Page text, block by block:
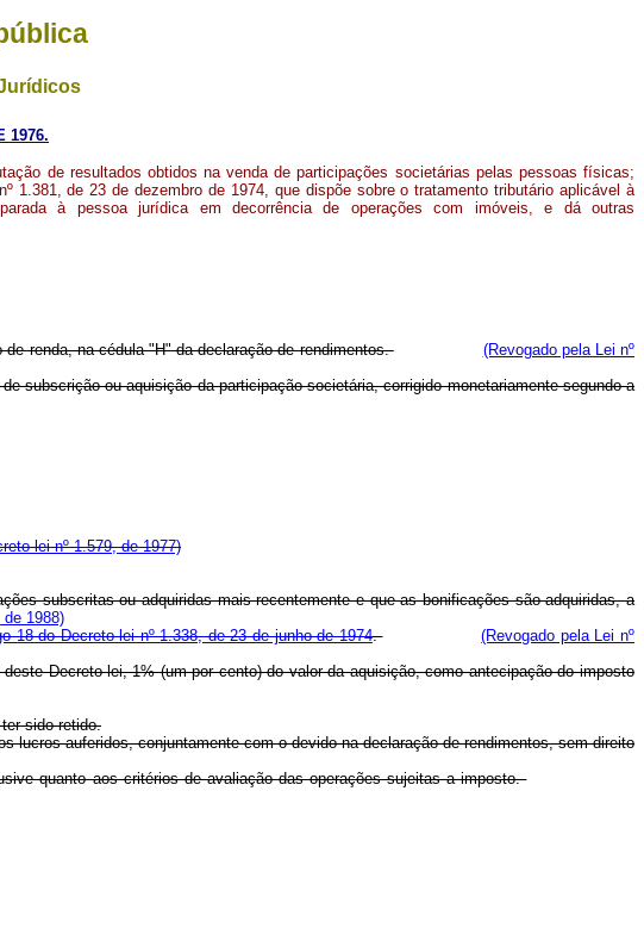
1976.
de resultados obtidos na venda de participações societárias pelas pessoas físicas;
1.381, de 23 de dezembro de 1974, que dispõe sobre o tratamento tributário aplicável à
à pessoa jurídica em decorrência de operações com imóveis, e dá outras
renda, na cédula "H" da declaração de rendimentos.
(Revogado pela Lei nº
subscrição ou aquisição da participação societária, corrigido monetariamente segundo a
lei nº 1.579, de 1977)
subscritas ou adquiridas mais recentemente e que as bonificações são adquiridas, a
de 1988)
18 do Decreto-lei nº 1.338, de 23 de junho de 1974.
(Revogado pela Lei nº
Decreto-lei, 1% (um por cento) do valor da aquisição, como antecipação do imposto
sido retido.
lucros auferidos, conjuntamente com o devido na declaração de rendimentos, sem direito
quanto aos critérios de avaliação das operações sujeitas a imposto.